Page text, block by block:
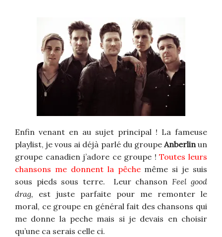
Enfin venant en au sujet principal ! La fameuse
playlist, je vous ai déjà parlé du groupe Anberlinun
groupe canadien j’adore ce groupe ! Toutes leurs
chansons me donnent la pêchemême si je suis
sous pieds sous terre. Leur chanson Feel good
drag, est juste parfaite pour me remonter le
moral, ce groupe en général fait des chansons qui
me donne la peche mais si je devais en choisir
qu’une ca serais celle ci.